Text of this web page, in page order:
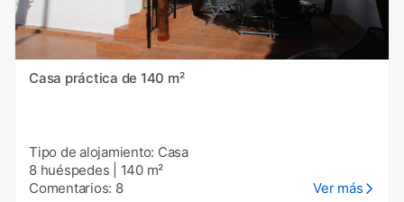
Casa práctica de 140 m²
Tipo de alojamiento: Casa
8 huéspedes
140 m²
Comentarios: 8
Ver más